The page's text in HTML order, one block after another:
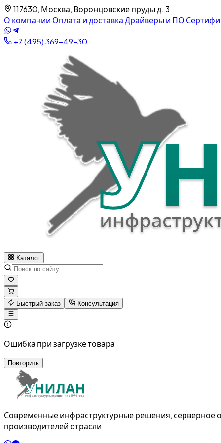
117630, Москва, Воронцовские пруды д. 3
О компании Оплата и доставкаДрайверы и ПО
+7 (495) 369-49-30
Каталог
Быстрый заказ Консультация
Ошибка при загрузке товара
Повторить
Современные инфраструктурные решения, серверное
производителей отрасли